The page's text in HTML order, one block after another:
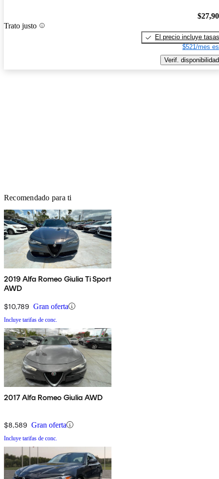
Trato justo
El precio incluye tasas
$521/mes
Verif. disponibilidad
Recomendado para ti
2019 Alfa Romeo Giulia Ti Sport
AWD
$10,789 Gran oferta
Incluye tarifas de conc.
2017 Alfa Romeo Giulia AWD
$8,589 Gran oferta
Incluye tarifas de conc.